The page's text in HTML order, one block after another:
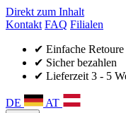
Direkt zum Inhalt
Kontakt FAQ Filialen
✔ Einfache Retoure
✔ Sicher bezahlen
✔ Lieferzeit 3 - 5
DE AT